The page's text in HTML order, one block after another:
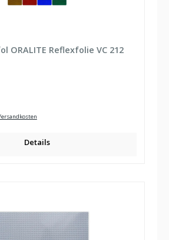
ORALITE Reflexfolie VC 212
Details